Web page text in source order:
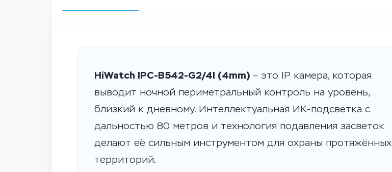
HiWatch IPC-B542-G2/4I (4mm) – это IP камера, которая
выводит ночной периметральный контроль на уровень,
близкий к дневному. Интеллектуальная ИК-подсветка с
дальностью 80 метров и технология подавления засветок
делают её сильным инструментом для охраны протяжённых
территорий.